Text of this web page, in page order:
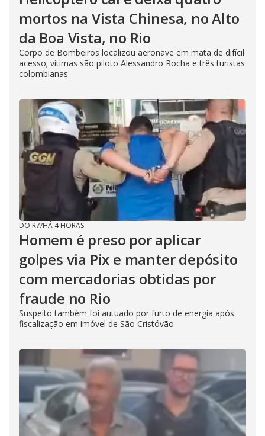
mortos na Vista Chinesa, no Alto
da Boa Vista, no Rio
Corpo de Bombeiros localizou aeronave em mata de difícil
acesso; vítimas são piloto Alessandro Rocha e três turistas
colombianas
DO R7/HÁ 4 HORAS
Homem é preso por aplicar
golpes via Pix e manter depósito
com mercadorias obtidas por
fraude no Rio
Suspeito também foi autuado por furto de energia após
fiscalização em imóvel de São Cristóvão